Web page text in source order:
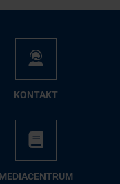
KON­TAKT
ME­DIA­CEN­TRUM